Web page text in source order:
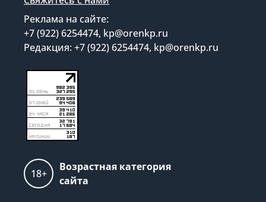
Реклама на сайте:
+7 (922) 6254474, kp@orenkp.ru
Редакция: +7 (922) 6254474, kp@orenkp.ru
18+
Возрастная категория
сайта